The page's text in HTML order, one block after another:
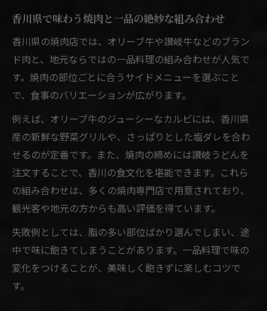
焼肉と一品料理の味わい方を工夫しよう
地元香川で焼肉を選ぶポイントとは
焼肉店選びで注目すべき香川ならではの基
準
焼肉の質と一品料理で選ぶお店のポイント
焼肉と一品料理を楽しむための店選びのコ
ツ
焼肉の美味しさを左右するお店選びの工夫
焼肉選びで香川県ならではの魅力を発見
焼肉体験で味わう香川食文化の魅力
焼肉を通じて知る香川食文化の奥深さ
焼肉と一品料理で体感する地元グルメの魅
力
香川県で味わう焼肉と一品の絶妙な組み合わせ
香川県の焼肉店では、オリーブ牛や讃岐牛などのブラン
ド肉と、地元ならではの一品料理の組み合わせが人気で
す。焼肉の部位ごとに合うサイドメニューを選ぶこと
で、食事のバリエーションが広がります。
例えば、オリーブ牛のジューシーなカルビには、香川県
産の新鮮な野菜グリルや、さっぱりとした塩ダレを合わ
せるのが定番です。また、焼肉の締めには讃岐うどんを
注文することで、香川の食文化を堪能できます。これら
の組み合わせは、多くの焼肉専門店で用意されており、
観光客や地元の方からも高い評価を得ています。
失敗例としては、脂の多い部位ばかり選んでしまい、途
中で味に飽きてしまうことがあります。一品料理で味の
変化をつけることが、美味しく飽きずに楽しむコツで
す。